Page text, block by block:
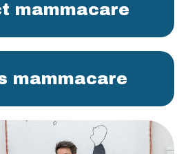
mammacare
mammacare